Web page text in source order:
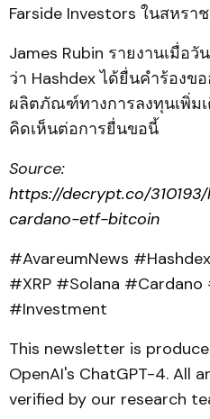
Farside Investors ในสหรา
James Rubin รายงานเมื่อ
ว่า Hashdex ได้ยื่นคำร้องข
ผลิตภัณฑ์ทางการลงทุนเพิ่ม
คิดเห็นต่อการยื่นขอนี้
Source:
https://decrypt.co/
cardano-etf-bitcoin
#AvareumNews
#XRP #Solana
#Investment
This newsletter is
OpenAI's ChatGPT-4. All
verified by our research